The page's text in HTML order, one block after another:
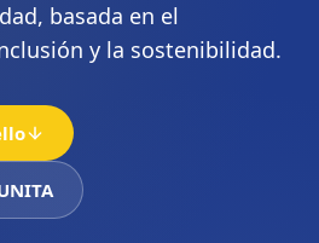
basada en el
y la sostenibilidad.